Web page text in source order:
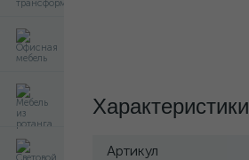
Характеристики
Артикул